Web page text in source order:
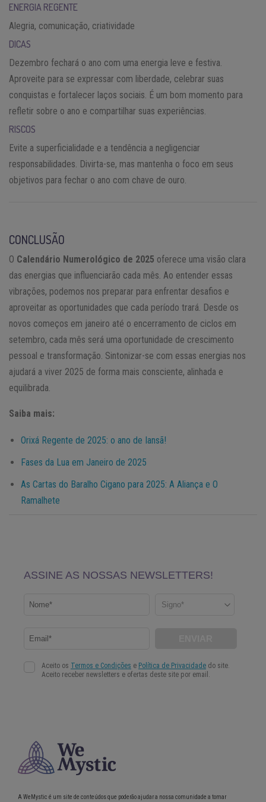
ENERGIA REGENTE
Alegria, comunicação, criatividade
DICAS
Dezembro fechará o ano com uma energia leve e festiva.
Aproveite para se expressar com liberdade, celebrar suas
conquistas e fortalecer laços sociais. É um bom momento para
refletir sobre o ano e compartilhar suas experiências.
RISCOS
Evite a superficialidade e a tendência a negligenciar
responsabilidades. Divirta-se, mas mantenha o foco em seus
objetivos para fechar o ano com chave de ouro.
CONCLUSÃO
O Calendário Numerológico de 2025 oferece uma visão clara
das energias que influenciarão cada mês. Ao entender essas
vibrações, podemos nos preparar para enfrentar desafios e
aproveitar as oportunidades que cada período trará. Desde os
novos começos em janeiro até o encerramento de ciclos em
setembro, cada mês será uma oportunidade de crescimento
pessoal e transformação. Sintonizar-se com essas energias nos
ajudará a viver 2025 de forma mais consciente, alinhada e
equilibrada.
Saiba mais:
Orixá Regente de 2025: o ano de Iansã!
Fases da Lua em Janeiro de 2025
As Cartas do Baralho Cigano para 2025: A Aliança e O
Ramalhete
A WeMystic é um site de conteúdos que poderão ajudar a nossa comunidade a tomar